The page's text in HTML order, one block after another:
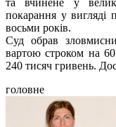
покарання у вигляді
восьми років.
Cуд обрав
вартою строком на
240 тисяч гривень.
головне